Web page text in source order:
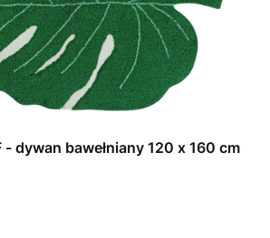
- dywan bawełniany 120 x 160 cm